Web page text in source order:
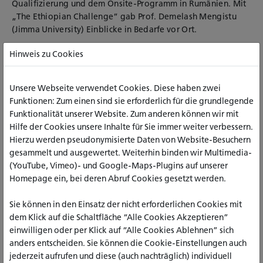
Qualifizierung und dem Onsite-Programm in Rumänien. Mit
„The Ethiopian Challenge“ gab Prof. Demelash Mengistu
(Jimma University) Einblicke in Bedarfe vor Ort.
Am Nachmittag konkretisierten Mentor_innen und Mentees
Solomon Alemu. Avi Goldstein (Pathways) beleuchtete die
Rolle von NGOs in der Bildung und im Projekt. Daran schloss
sich die Vorstellung der digitalen Infrastruktur an – Shared
Workspace, Website und Social Media (Shadia Sbait, Yaser
Awad). Den Abschluss bildete „The Israeli Challenge“ mit Dr.
Yael Landau (DYC). Der Abend stand zur freien Verfügung.
Dissemination, bilaterale
Abstimmungen und europäische
Praxisbeispiele
Der zweite Tag startete mit einer Einheit zu interpersonaler
Kommunikation durch Dr. Mirit Sharon (GACE), gefolgt von
„The Ghanaian Challenge“ mit Prof. Samuel Bert Boadi-Kusi
Hinweis zu Cookies
Unsere Webseite verwendet Cookies. Diese haben zwei
Funktionen: Zum einen sind sie erforderlich für die grundlegende
Funktionalität unserer Website. Zum anderen können wir mit
Hilfe der Cookies unsere Inhalte für Sie immer weiter verbessern.
Hierzu werden pseudonymisierte Daten von Website-Besuchern
gesammelt und ausgewertet. Weiterhin binden wir Multimedia-
(YouTube, Vimeo)- und Google-Maps-Plugins auf unserer
Homepage ein, bei deren Abruf Cookies gesetzt werden.
Sie können in den Einsatz der nicht erforderlichen Cookies mit
dem Klick auf die Schaltfläche “Alle Cookies Akzeptieren”
einwilligen oder per Klick auf “Alle Cookies Ablehnen” sich
anders entscheiden. Sie können die Cookie-Einstellungen auch
jederzeit aufrufen und diese (auch nachträglich) individuell